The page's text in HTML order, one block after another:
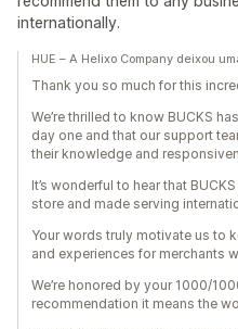
internationally.
HUE – A Helixo Company deixou
Thank you so much for this
We’re thrilled to know BUCKS
day one and that our support
their knowledge and
It’s wonderful to hear that
store and made serving
Your words truly motivate us to
and experiences for merchants
We’re honored by your 1000/
recommendation it means the